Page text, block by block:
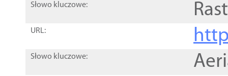
Słowo kluczowe:
URL:
Słowo kluczowe: